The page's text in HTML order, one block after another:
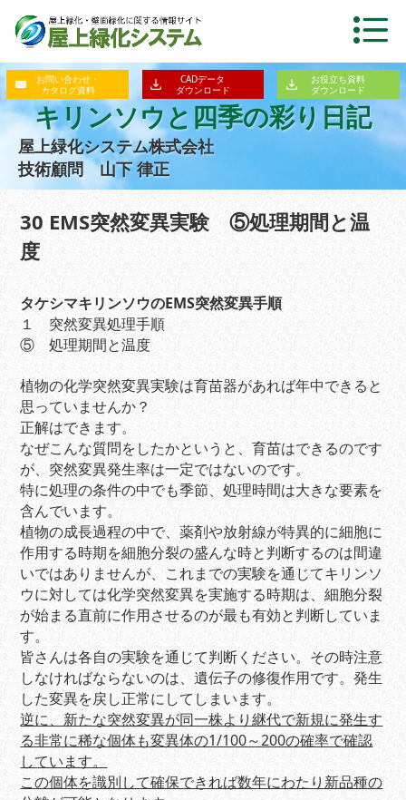
お問い合わせ・
カタログ資料
CADデータ
ダウンロード
お役立ち資料
ダウンロード
キリンソウと四季の彩り日記
屋上緑化システム株式会社
技術顧問 山下 律正
30 EMS突然変異実験 ⑤処理期間と温
度
タケシマキリンソウのEMS突然変異手順
１ 突然変異処理手順
⑤ 処理期間と温度
植物の化学突然変異実験は育苗器があれば年中できると
思っていませんか？
正解はできます。
なぜこんな質問をしたかというと、育苗はできるのです
が、突然変異発生率は一定ではないのです。
特に処理の条件の中でも季節、処理時間は大きな要素を
含んでいます。
植物の成長過程の中で、薬剤や放射線が特異的に細胞に
作用する時期を細胞分裂の盛んな時と判断するのは間違
いではありませんが、これまでの実験を通じてキリンソ
ウに対しては化学突然変異を実施する時期は、細胞分裂
が始まる直前に作用させるのが最も有効と判断していま
す。
皆さんは各自の実験を通じて判断ください。その時注意
しなければならないのは、遺伝子の修復作用です。発生
した変異を戻し正常にしてしまいます。
逆に、新たな突然変異が同一株より継代で新規に発生す
る非常に稀な個体も変異体の1/100～200の確率で確認
しています。
この個体を識別して確保できれば数年にわたり新品種の